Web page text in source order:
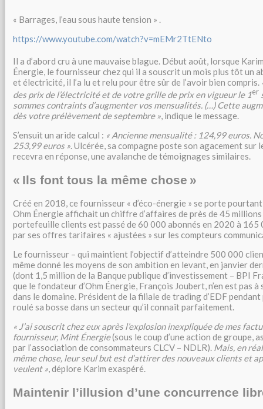
« Barrages, l’eau sous haute tension » .
https://www.youtube.com/watch?v=mEMr2TtENto
Il a d’abord cru à une mauvaise blague. Début août, lorsque
Énergie, le fournisseur chez qui il a souscrit un mois plus tôt un
et électricité, il l’a lu et relu pour être sûr de l’avoir bien compris.
des prix de l’électricité et de votre grille de prix en vigueur le 1er
sommes contraints d’augmenter vos mensualités. (…) Cette
dès votre prélèvement de septembre », indique le message.
S’ensuit un aride calcul : « Ancienne mensualité : 124,99 euros.
253,99 euros ». Ulcérée, sa compagne poste son agacement sur
recevra en réponse, une avalanche de témoignages similaires.
« Ils font tous la même chose »
Créé en 2018, ce fournisseur « d’éco-énergie » se porte
Ohm Énergie affichait un chiffre d’affaires de près de 45 millions
portefeuille clients est passé de 60 000 abonnés en 2020 à 165
par ses offres tarifaires « ajustées » sur les compteurs
Le fournisseur – qui maintient l’objectif d’atteindre 500 000
même donné les moyens de son ambition en levant, en janvier
(dont 1,5 million de la Banque publique d’investissement – BPI
que le fondateur d’Ohm Énergie, François Joubert, n’en est pas
dans le domaine. Président de la filiale de trading d’EDF pendant
roulé sa bosse dans un secteur qu’il connaît parfaitement.
« J’ai souscrit chez eux après l’explosion inexpliquée de mes
fournisseur, Mint Énergie(sous le coup d’une action de groupe,
par l’association de consommateurs CLCV – NDLR). Mais, en
même chose, leur seul but est d’attirer des nouveaux clients et
veulent », déplore Karim exaspéré.
Maintenir l’illusion d’une concurrence